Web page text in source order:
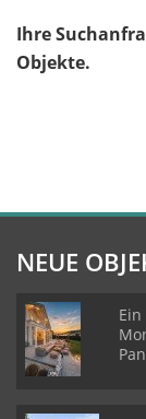
Ihre
Objekte.
NEUE